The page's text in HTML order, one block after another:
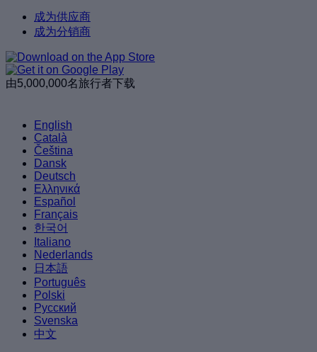
成为供应商
成为分销商
由5,000,000名旅行者下载
English
Català
Čeština
Dansk
Deutsch
Ελληνικά
Español
Français
한국어
Italiano
Nederlands
日本語
Português
Polski
Русский
Svenska
中文